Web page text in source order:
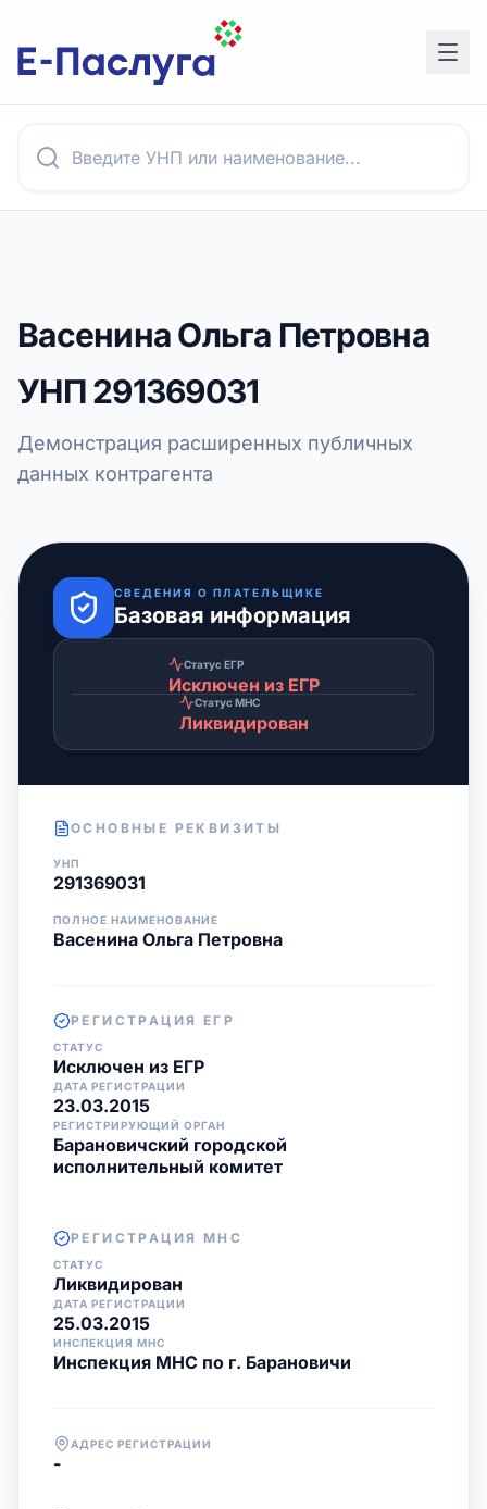
Васенина Ольга Петровна
УНП291369031
Демонстрация расширенных публичных
данных контрагента
СВЕДЕНИЯ О ПЛАТЕЛЬЩИКЕ
Базовая информация
Статус ЕГР
Исключен из ЕГР
Статус МНС
Ликвидирован
ОСНОВНЫЕ РЕКВИЗИТЫ
УНП
291369031
ПОЛНОЕ НАИМЕНОВАНИЕ
Васенина Ольга Петровна
РЕГИСТРАЦИЯ ЕГР
СТАТУС
Исключен из ЕГР
ДАТА РЕГИСТРАЦИИ
23.03.2015
РЕГИСТРИРУЮЩИЙ ОРГАН
Барановичский городской
исполнительный комитет
РЕГИСТРАЦИЯ МНС
СТАТУС
Ликвидирован
ДАТА РЕГИСТРАЦИИ
25.03.2015
ИНСПЕКЦИЯ МНС
Инспекция МНС по г. Барановичи
АДРЕС РЕГИСТРАЦИИ
-